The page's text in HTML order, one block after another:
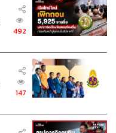
492
147